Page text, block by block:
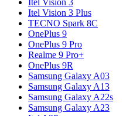
Itel Vision 3 Plus
TECNO Spark 8C
OnePlus 9
OnePlus 9 Pro
Realme 9 Pro+
OnePlus 9R
Samsung Galaxy A03
Samsung Galaxy A13
Samsung Galaxy A22s
Samsung Galaxy A23